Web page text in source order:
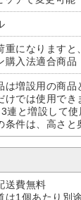
になりますと
購入法適合商品
は増設用の商品
けでは使用でき
3連と増設して
条件は、高さ
送費無料
は1個あたり別